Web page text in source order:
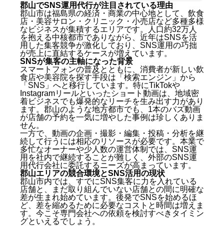
郡山でSNS運用代行が注目されている理由
郡山市は福島県の経済・商業の中心地として、飲食
店・美容サロン・クリニック・小売店など多種多様
なビジネスが集積するエリアです。人口約32万人
を抱える中核都市でありながら、近年はSNSを活
用した集客競争が激化しており、SNS運用の巧拙
が売上に直結するケースが増えています。
SNSが集客の主軸になった背景
スマートフォンの普及とともに、消費者が新しい飲
食店や美容院を探す手段は「検索エンジン」から
「SNS」へと移行しています。特にTikTokや
Instagramリールといったショート動画は、地域密
着ビジネスでも爆発的なリーチを生み出す力があり
ます。郡山のような地方都市でも、1本のバズ動画
が店舗の予約を一気に増やした事例は珍しくありま
せん。
一方で、動画の企画・撮影・編集・投稿・分析を継
続して行うには相応のリソースが必要です。本業で
多忙なオーナーや少人数の運営体制では、SNS運
用を社内で継続することが難しく、外部のSNS運
用代行会社に委託するニーズが高まっています。
郡山エリアの競合環境とSNS活用の現状
郡山市内では、すでにSNS集客に力を入れている
店舗と、まだ取り組んでいない店舗との間に明確な
差が生まれ始めています。後発でSNSを始めるほ
ど、差を縮めるために必要なコストと時間は増えま
す。今こそ専門会社への依頼を検討すべきタイミン
グといえるでしょう。